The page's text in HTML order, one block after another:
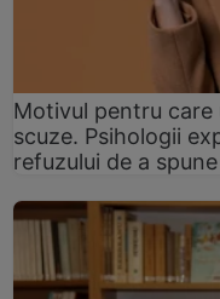
Motivul pentru care
scuze. Psihologii
refuzului de a spune